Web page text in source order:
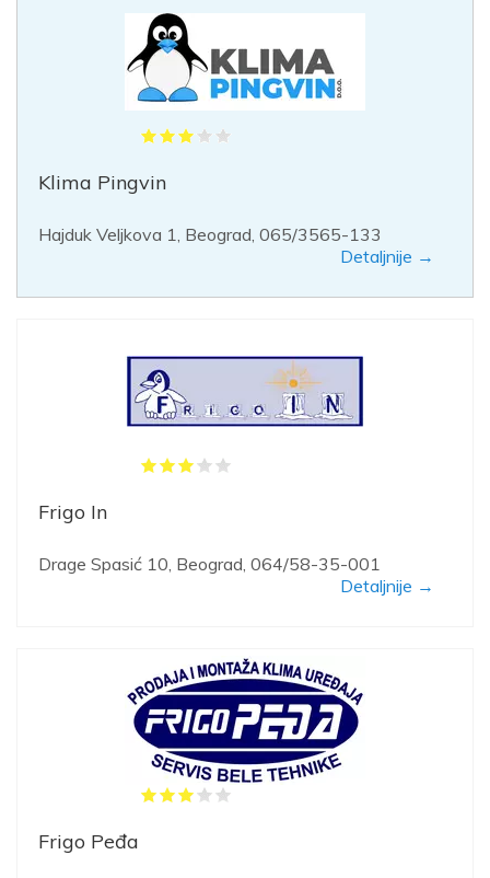
Klima Pingvin
Hajduk Veljkova 1, Beograd, 065/3565-133
Detaljnije →
Frigo In
Drage Spasić 10, Beograd, 064/58-35-001
Detaljnije →
Frigo Peđa